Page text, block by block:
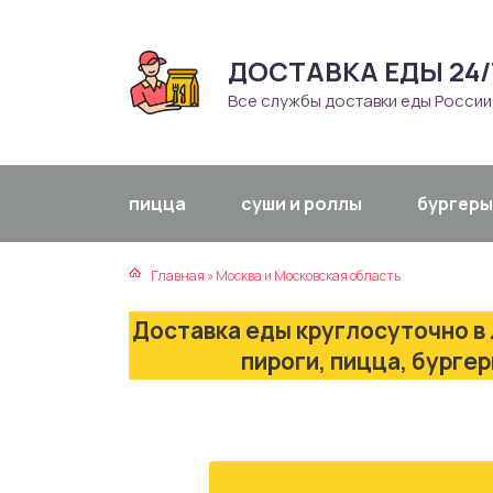
ДОСТАВКА ЕДЫ 24/
Все службы доставки еды России
пицца суши и роллы бургеры
Главная »Москва и Московская область
Доставка еды круглосуточно
пироги, пицца,
кухня